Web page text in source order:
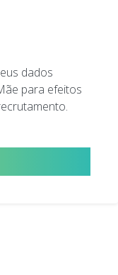
dados
para efeitos